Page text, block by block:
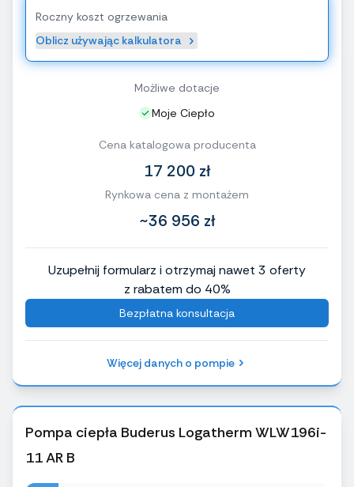
Roczny koszt ogrzewania
Oblicz używając kalkulatora
Możliwe dotacje
Moje Ciepło
Cena katalogowa producenta
17 200 zł
Rynkowa cena z montażem
~36 956 zł
Uzupełnij formularz i otrzymaj nawet 3 oferty
z rabatem do 40%
Bezpłatna konsultacja
Więcej danych o pompie
Pompa ciepła Buderus Logatherm WLW196i-
11 AR B